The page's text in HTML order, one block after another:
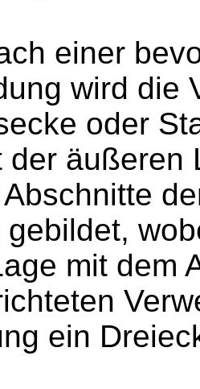
einer
wird die
oder
der äußeren
gebildet,
mit dem
ein